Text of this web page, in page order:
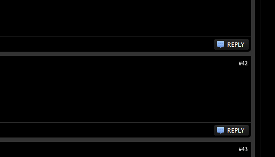
#42
#43